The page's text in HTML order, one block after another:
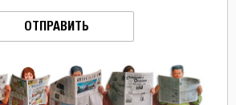
ОТПРАВИТЬ